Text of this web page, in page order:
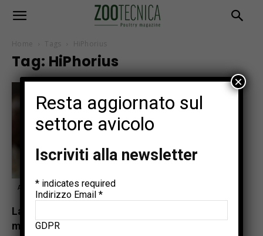
Home Tags HiPhorius
Tag: HiPhorius
Articoli tecnici
La gestione del fosforo e del calcio nei
monogastrici
Resta aggiornato sul
settore avicolo
Iscriviti alla newsletter
* indicates required
Indirizzo Email *
GDPR
×